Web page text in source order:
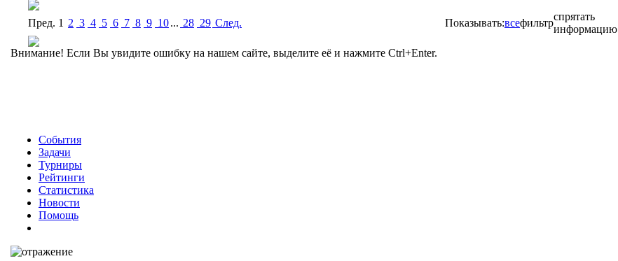
Пред. 1 2 3 4 5 6 7 8 9 10... 28 29 Cлед. Показывать:всефильтр
спрятать
информацию
Внимание! Если Вы увидите ошибку на нашем сайте, выделите её и нажмите Ctrl+Enter.
События
Задачи
Турниры
Рейтинги
Статистика
Новости
Помощь